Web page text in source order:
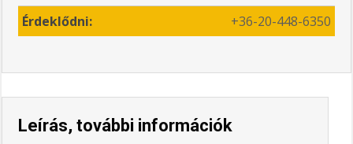
Érdeklődni:
+36-20-448-6350
Leírás, további információk